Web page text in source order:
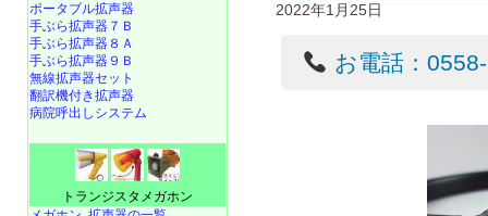
2022年1月25日
お電話：
ポータブル拡声器
手ぶら拡声器７Ｂ
手ぶら拡声器８Ａ
手ぶら拡声器９Ｂ
無線拡声器セット
翻訳機付き拡声器
病院呼出しシステム
トランジスタメガホン